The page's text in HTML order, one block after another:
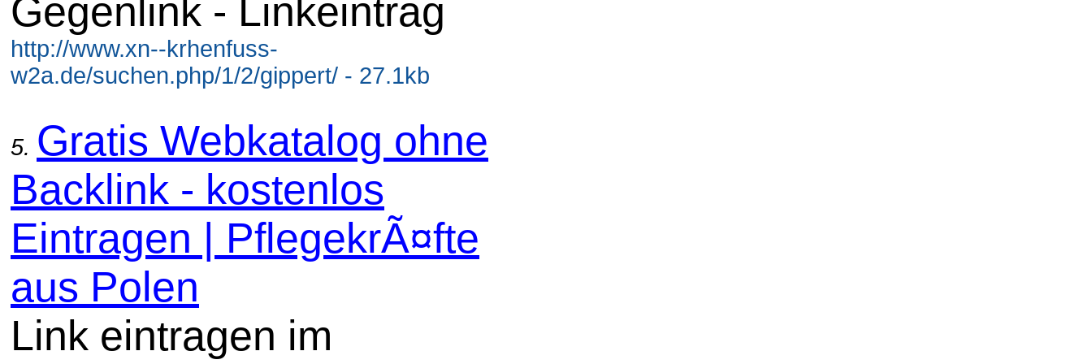
Gegenlink - Linkeintrag
http://www.xn--krhenfuss-
w2a.de/suchen.php/1/2/gippert/ - 27.1kb
5. Gratis Webkatalog ohne
Backlink - kostenlos
Eintragen | PflegekrÃ¤fte
aus Polen
Link eintragen im